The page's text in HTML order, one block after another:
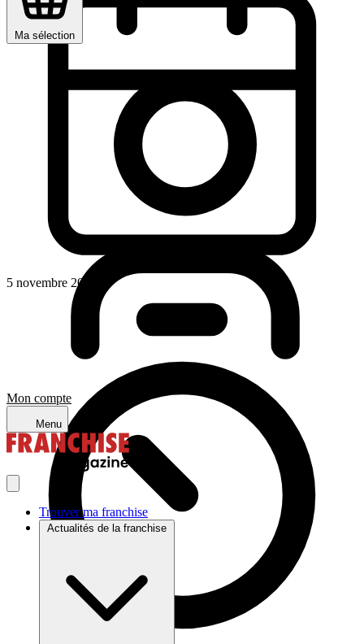
Ma sélection
Mon compte
Menu
Trouver ma franchise
Actualités de la franchise
5 novembre 2024